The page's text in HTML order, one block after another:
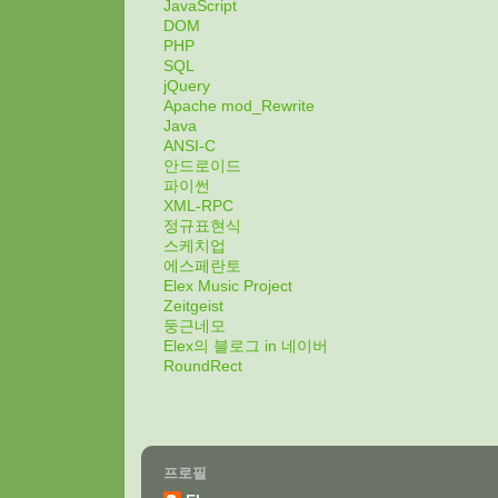
JavaScript
DOM
PHP
SQL
jQuery
Apache mod_Rewrite
Java
ANSI-C
안드로이드
파이썬
XML-RPC
정규표현식
스케치업
에스페란토
Elex Music Project
Zeitgeist
둥근네모
Elex의 블로그 in 네이버
RoundRect
프로필